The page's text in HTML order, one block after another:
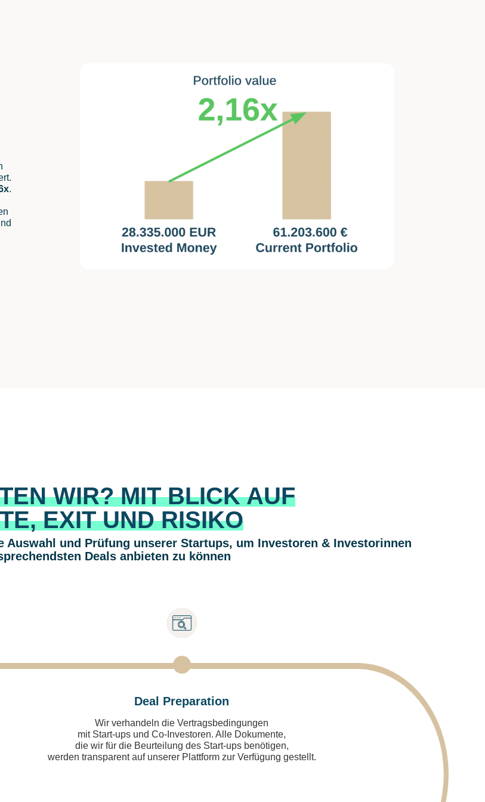
.
WIR?MIT BLICK AUF
EXIT UND RISIKO
und Prüfung unserer Startups, um Investoren & Investorinnen
Deals anbieten zu können
Deal Preparation
Wir verhandeln die Vertragsbedingungen
mit Start-ups und Co-Investoren. Alle Dokumente,
die wir für die Beurteilung des Start-ups benötigen,
werden transparent auf unserer Plattform zur Verfügung gestellt.